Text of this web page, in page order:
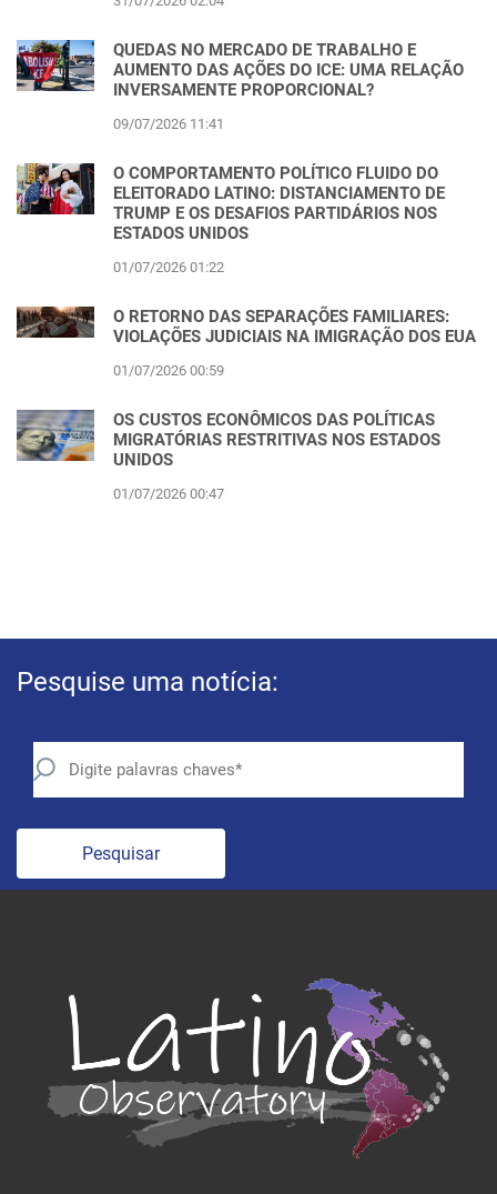
QUEDAS NO MERCADO DE TRABALHO E
AUMENTO DAS AÇÕES DO ICE: UMA RELAÇÃO
INVERSAMENTE PROPORCIONAL?
09/07/2026 11:41
O COMPORTAMENTO POLÍTICO FLUIDO DO
ELEITORADO LATINO: DISTANCIAMENTO DE
TRUMP E OS DESAFIOS PARTIDÁRIOS NOS
ESTADOS UNIDOS
01/07/2026 01:22
O RETORNO DAS SEPARAÇÕES FAMILIARES:
VIOLAÇÕES JUDICIAIS NA IMIGRAÇÃO DOS EUA
01/07/2026 00:59
OS CUSTOS ECONÔMICOS DAS POLÍTICAS
MIGRATÓRIAS RESTRITIVAS NOS ESTADOS
UNIDOS
01/07/2026 00:47
Pesquise uma notícia:
Pesquisar